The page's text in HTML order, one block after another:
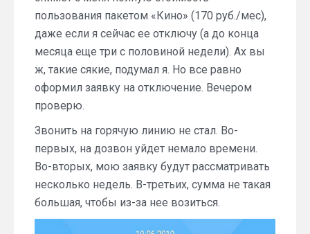
пользования пакетом «Кино» (170 руб./мес),
даже если я сейчас ее отключу (а до конца
месяца еще три с половиной недели). Ах вы
ж, такие сякие, подумал я. Но все равно
оформил заявку на отключение. Вечером
проверю.
Звонить на горячую линию не стал. Во-
первых, на дозвон уйдет немало времени.
Во-вторых, мою заявку будут рассматривать
несколько недель. В-третьих, сумма не такая
большая, чтобы из-за нее возиться.